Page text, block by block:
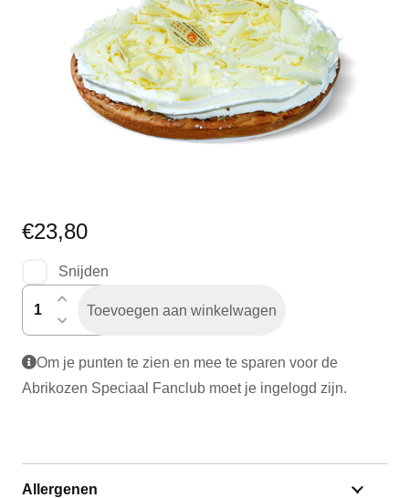
€23,80
Snijden
abrikozenvlaai
speciaal
Toevoegen aan winkelwagen
Om je punten te zien en mee te sparen voor de
Abrikozen Speciaal Fanclub moet je ingelogd zijn.
Allergenen